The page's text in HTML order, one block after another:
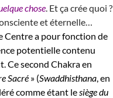
chose. Et ça crée quoi ?
et éternelle…
Centre a pour fonction de
potentielle contenu
Ce second Chakra en
Sacré » (Swaddhisthana, en
comme étant lesiège du